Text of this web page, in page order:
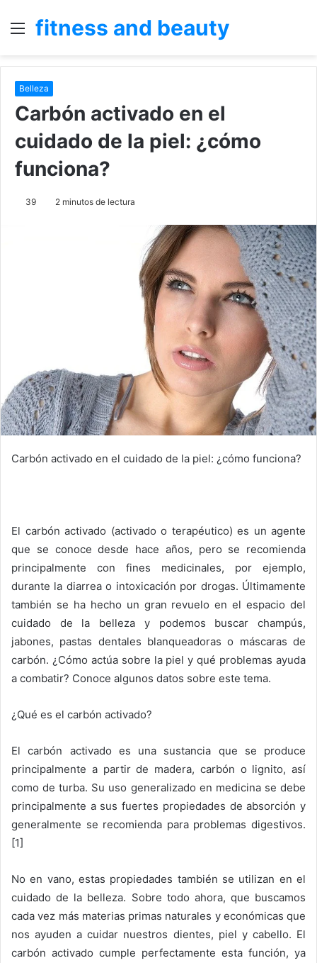
Menú
fitness and beauty
Belleza
Carbón activado en el
cuidado de la piel: ¿cómo
funciona?
39 2 minutos de lectura
Carbón activado en el cuidado de la piel: ¿cómo funciona?
El carbón activado (activado o terapéutico) es un agente
que se conoce desde hace años, pero se recomienda
principalmente con fines medicinales, por ejemplo,
durante la diarrea o intoxicación por drogas. Últimamente
también se ha hecho un gran revuelo en el espacio del
cuidado de la belleza y podemos buscar champús,
jabones, pastas dentales blanqueadoras o máscaras de
carbón. ¿Cómo actúa sobre la piel y qué problemas ayuda
a combatir? Conoce algunos datos sobre este tema.
¿Qué es el carbón activado?
El carbón activado es una sustancia que se produce
principalmente a partir de madera, carbón o lignito, así
como de turba. Su uso generalizado en medicina se debe
principalmente a sus fuertes propiedades de absorción y
generalmente se recomienda para problemas digestivos.
[1]
No en vano, estas propiedades también se utilizan en el
cuidado de la belleza. Sobre todo ahora, que buscamos
cada vez más materias primas naturales y económicas que
nos ayuden a cuidar nuestros dientes, piel y cabello. El
carbón activado cumple perfectamente esta función, ya